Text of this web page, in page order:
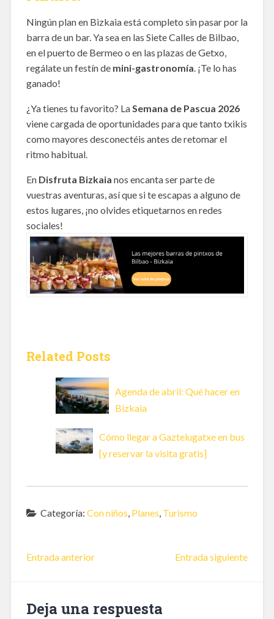
Ningún plan en Bizkaia está completo sin pasar por la
barra de un bar. Ya sea en las Siete Calles de Bilbao,
en el puerto de Bermeo o en las plazas de Getxo,
regálate un festín de mini-gastronomía . ¡Te lo has
ganado!
¿Ya tienes tu favorito? La Semana de Pascua 2026
viene cargada de oportunidades para que tanto txikis
como mayores desconectéis antes de retomar el
ritmo habitual.
En Disfruta Bizkaia nos encanta ser parte de
vuestras aventuras, así que si te escapas a alguno de
estos lugares, ¡no olvides etiquetarnos en redes
sociales!
Related Posts
Agenda de abril: Qué hacer en
Bizkaia
Cómo llegar a Gaztelugatxe en bus
[y reservar la visita gratis]
Categoría: Con niños, Planes, Turismo
Entrada anterior Entrada siguiente
Deja una respuesta